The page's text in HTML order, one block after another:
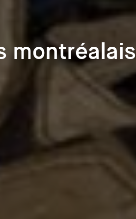
montréalais